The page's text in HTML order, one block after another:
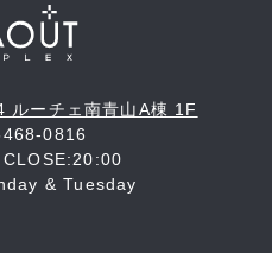
ルーチェ南青山A棟 1F
0816
& Tuesday